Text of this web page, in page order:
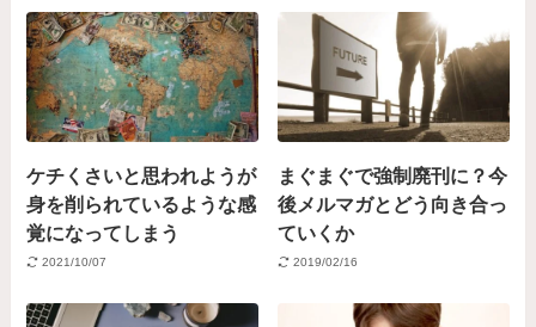
ケチくさいと思われようが
身を削られているような感
覚になってしまう
2021/10/07
まぐまぐで強制廃刊に？今
後メルマガとどう向き合っ
ていくか
2019/02/16